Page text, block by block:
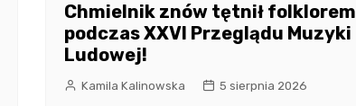
Chmielnik znów tętnił folklorem
podczas XXVI Przeglądu Muzyki
Ludowej!
Kamila Kalinowska 5 sierpnia 2026